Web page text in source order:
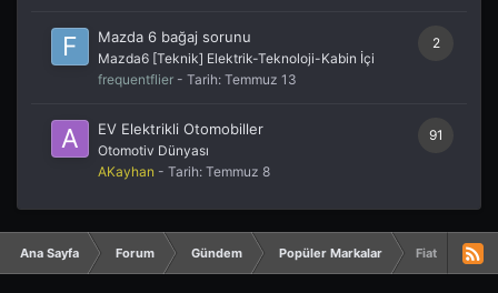
2
Mazda 6 bağaj sorunu
Mazda6 [Teknik] Elektrik-Teknoloji-Kabin İçi
frequentflier - Tarih: Temmuz 13
91
EV Elektrikli Otomobiller
Otomotiv Dünyası
AKayhan - Tarih: Temmuz 8
Ana Sayfa Forum Gündem Popüler Markalar Fiat